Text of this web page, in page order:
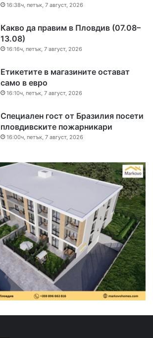
16:38ч, петък, 7 август, 2026
Какво да правим в Пловдив (07.08–
13.08)
16:16ч, петък, 7 август, 2026
Етикетите в магазините остават
само в евро
16:10ч, петък, 7 август, 2026
Специален гост от Бразилия посети
пловдивските пожарникари
16:00ч, петък, 7 август, 2026